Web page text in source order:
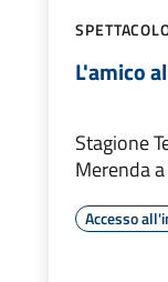
L'amico
Stagione
Merenda
Accesso